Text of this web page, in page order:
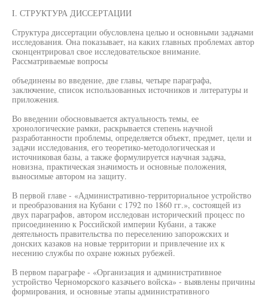
I. СТРУКТУРА ДИССЕРТАЦИИ
Структура диссертации обусловлена целью и основными задачами
исследования. Она показывает, на каких главных проблемах автор
сконцентрировал свое исследовательское внимание.
Рассматриваемые вопросы
объединены во введение, две главы, четыре параграфа,
заключение, список использованных источников и литературы и
приложения.
Во введении обосновывается актуальность темы, ее
хронологические рамки, раскрывается степень научной
разработанности проблемы, определяется объект, предмет, цели и
задачи исследования, его теоретико-методологическая и
источниковая базы, а также формулируется научная задача,
новизна, практическая значимость и основные положения,
выносимые автором на защиту.
В первой главе - «Административно-территориальное устройство
и преобразования на Кубани с 1792 по 1860 гг.», состоящей из
двух параграфов, автором исследован исторический процесс по
присоединению к Российской империи Кубани, а также
деятельность правительства по переселению запорожских и
донских казаков на новые территории и привлечение их к
несению службы по охране южных рубежей.
В первом параграфе - «Организация и административное
устройство Черноморского казачьего войска» - выявлены причины
формирования, и основные этапы административного